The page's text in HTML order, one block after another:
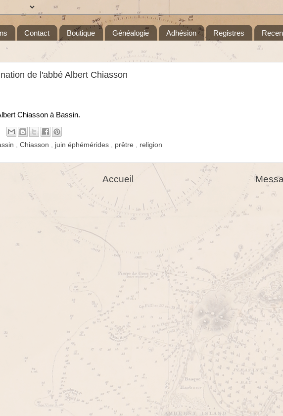
Contact Boutique Généalogie Adhésion Registres
de l'abbé Albert Chiasson
Chiasson à Bassin.
Chiasson juin éphémérides prêtre religion
Accueil